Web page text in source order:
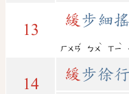
13
緩 步細搖
ㄏㄨㄢ
ˇ
ㄅㄨ
ˋ
ㄒㄧ
ˋ
14
緩 步徐行